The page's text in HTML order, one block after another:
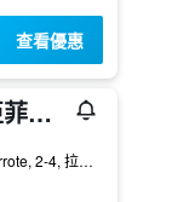
查看優惠
科魯尼亞菲斯特雷nh系列飯店
Paseo Del Parrote, 2-4, 拉科魯尼亞, 加利西亞, 西班牙